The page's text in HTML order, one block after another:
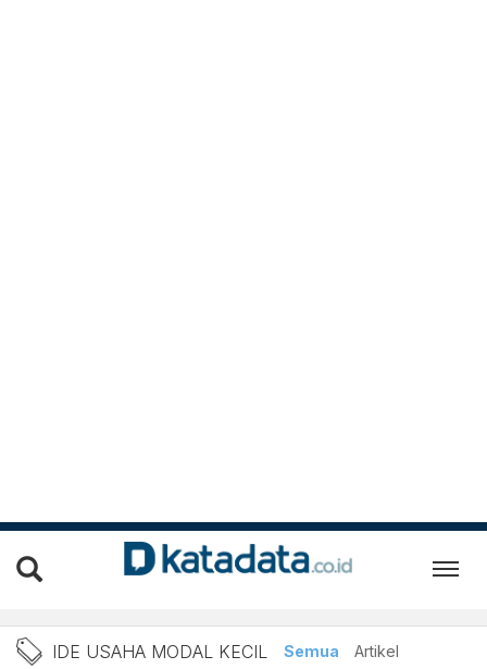
Berita Ide Usaha Modal
IDE USAHA MODAL KECIL Semua Artikel